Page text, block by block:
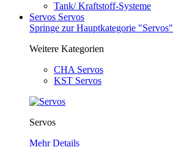
Tank/ Kraftstoff-Systeme
Servos Servos
Springe zur Hauptkategorie "Servos"
Weitere Kategorien
CHA Servos
KST Servos
Servos
Mehr Details